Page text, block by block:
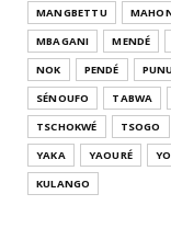
MANGBETTU
MBAGANI
MENDÉ
NOK
PENDÉ
SÉNOUFO
TABWA
TSCHOKWÉ
TSOGO
YAKA
YAOURÉ
KULANGO